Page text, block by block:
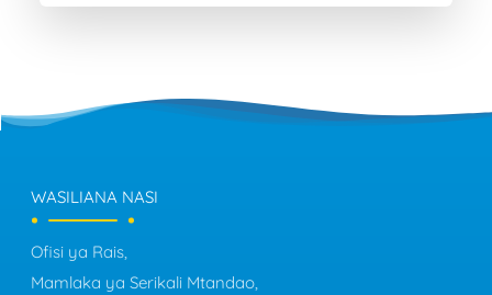
WASILIANA NASI
Ofisi ya Rais,
Mamlaka ya Serikali Mtandao,